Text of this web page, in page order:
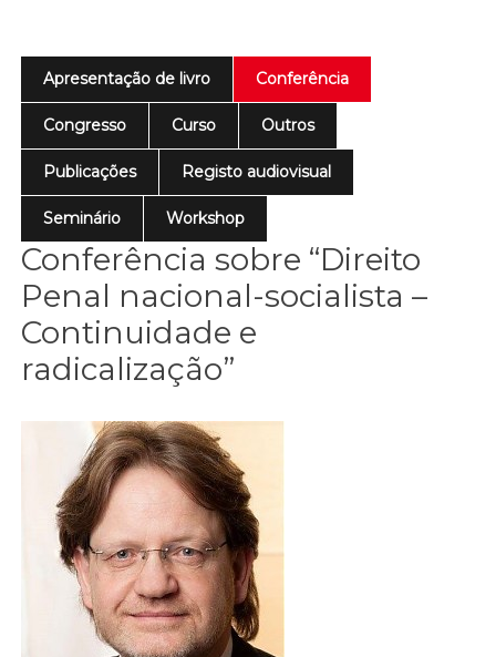
Apresentação de livro Conferência
Congresso Curso Outros
Publicações Registo audiovisual
Seminário Workshop
Conferência sobre “Direito
Penal nacional-socialista –
Continuidade e
radicalização”